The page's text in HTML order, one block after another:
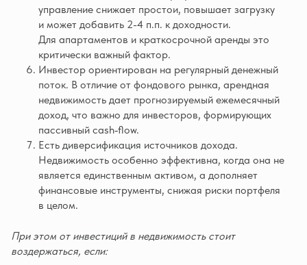
управление снижает простои, повышает загрузку
и может добавить 2-4 п.п. к доходности.
Для апартаментов и краткосрочной аренды это
критически важный фактор.
Инвестор ориентирован на регулярный денежный
поток. В отличие от фондового рынка, арендная
недвижимость дает прогнозируемый ежемесячный
доход, что важно для инвесторов, формирующих
пассивный cash‑flow.
Есть диверсификация источников дохода.
Недвижимость особенно эффективна, когда она не
является единственным активом, а дополняет
финансовые инструменты, снижая риски портфеля
в целом.
При этом от инвестиций в недвижимость стоит
воздержаться, если: